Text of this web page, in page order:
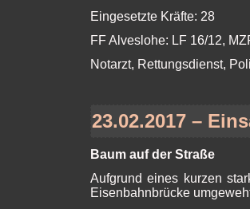
Eingesetzte Kräfte: 28
FF Alveslohe: LF 16/12,
Notarzt, Rettungsdienst,
23.02.2017 –
Baum auf der Straße
Aufgrund eines kurzen
Eisenbahnbrücke